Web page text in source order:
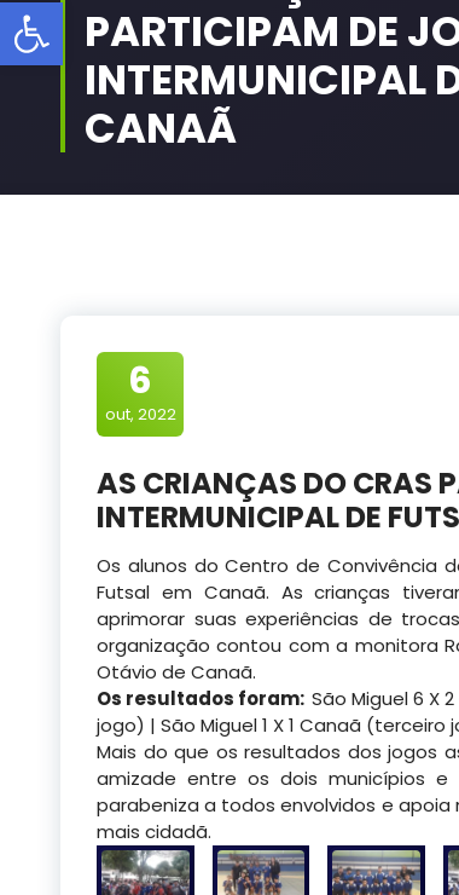
Barra de Ferramentas AbertaPARTICIPAM DE
INTERMUNICIPAL
CANAÃ
6
out, 2022
AS CRIANÇAS DO CRAS
INTERMUNICIPAL DE
Os alunos do Centro de Convivência
Futsal em Canaã. As crianças
aprimorar suas experiências de
organização contou com a monitora
Otávio de Canaã.
Os resultados foram: São Miguel 6 X
jogo) | São Miguel 1 X 1 Canaã (terceiro
Mais do que os resultados dos jogos
amizade entre os dois municípios
parabeniza a todos envolvidos e
mais cidadã.